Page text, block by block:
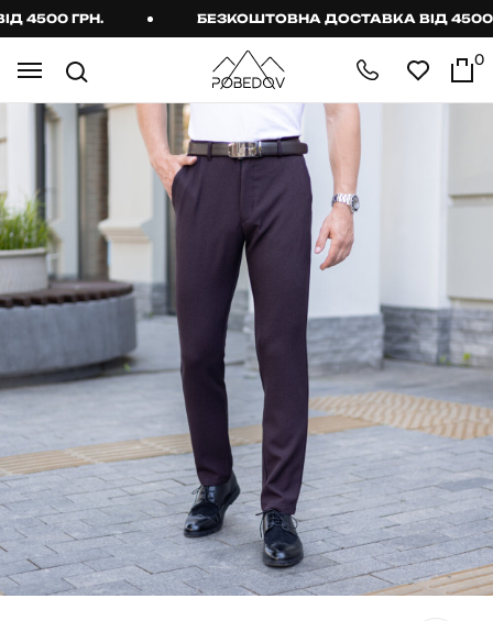
ГРН. БЕЗКОШТОВНА ДОСТАВКА ВІД 4500
0